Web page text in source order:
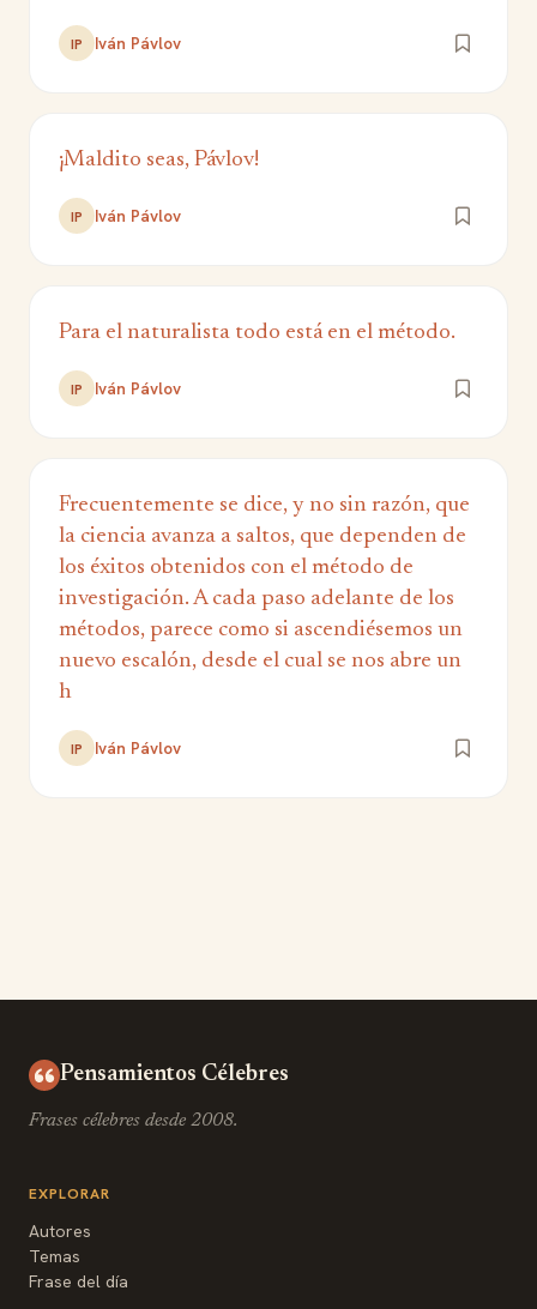
IP Iván Pávlov
¡Maldito seas, Pávlov!
IP Iván Pávlov
Para el naturalista todo está en el método.
IP Iván Pávlov
Frecuentemente se dice, y no sin razón, que
la ciencia avanza a saltos, que dependen de
los éxitos obtenidos con el método de
investigación. A cada paso adelante de los
métodos, parece como si ascendiésemos un
nuevo escalón, desde el cual se nos abre un
h
IP Iván Pávlov
Pensamientos Célebres
Frases célebres desde 2008.
EXPLORAR
Autores
Temas
Frase del día